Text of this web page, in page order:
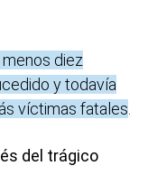
menos diez
y todavía
víctimas fatales